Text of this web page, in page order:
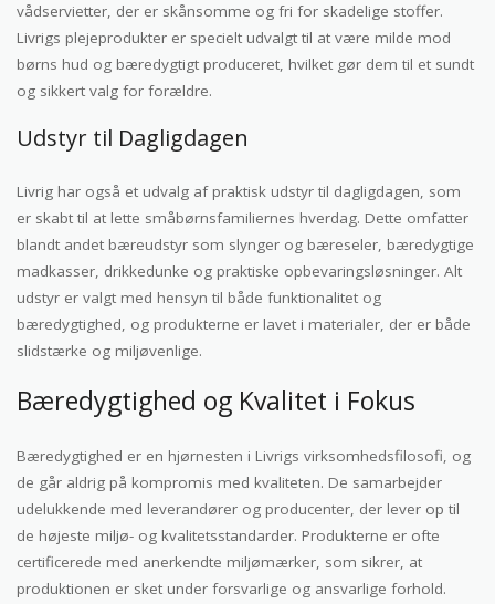
vådservietter, der er skånsomme og fri for skadelige stoffer.
Livrigs plejeprodukter er specielt udvalgt til at være milde mod
børns hud og bæredygtigt produceret, hvilket gør dem til et sundt
og sikkert valg for forældre.
Udstyr til Dagligdagen
Livrig har også et udvalg af praktisk udstyr til dagligdagen, som
er skabt til at lette småbørnsfamiliernes hverdag. Dette omfatter
blandt andet bæreudstyr som slynger og bæreseler, bæredygtige
madkasser, drikkedunke og praktiske opbevaringsløsninger. Alt
udstyr er valgt med hensyn til både funktionalitet og
bæredygtighed, og produkterne er lavet i materialer, der er både
slidstærke og miljøvenlige.
Bæredygtighed og Kvalitet i Fokus
Bæredygtighed er en hjørnesten i Livrigs virksomhedsfilosofi, og
de går aldrig på kompromis med kvaliteten. De samarbejder
udelukkende med leverandører og producenter, der lever op til
de højeste miljø- og kvalitetsstandarder. Produkterne er ofte
certificerede med anerkendte miljømærker, som sikrer, at
produktionen er sket under forsvarlige og ansvarlige forhold.